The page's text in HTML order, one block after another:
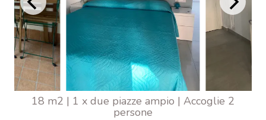
18 m2 | 1 x due piazze ampio | Accoglie 2
persone